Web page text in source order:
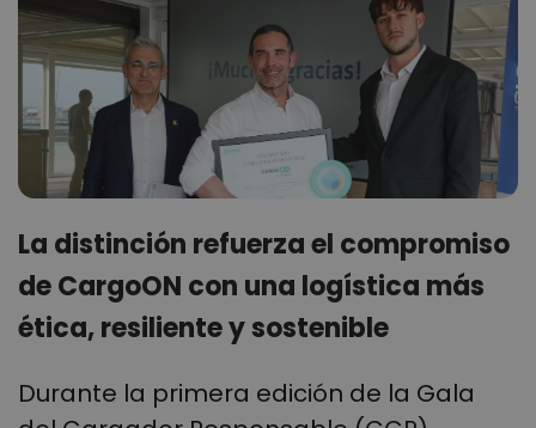
La distinción refuerza el compromiso
de CargoON con una logística más
ética, resiliente y sostenible
Durante la primera edición de la Gala